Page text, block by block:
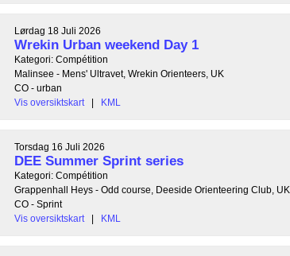
Lørdag 18 Juli 2026
Wrekin Urban weekend Day 1
Kategori: Compétition
Malinsee - Mens' Ultravet, Wrekin Orienteers, UK
CO - urban
Vis oversiktskart
| KML
Torsdag 16 Juli 2026
DEE Summer Sprint series
Kategori: Compétition
Grappenhall Heys - Odd course, Deeside Orienteering Club, UK
CO - Sprint
Vis oversiktskart
| KML